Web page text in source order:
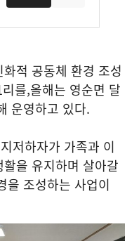
적 공동체 환경 조성
리를,올해는 영순면 달
운영하고 있다.
저하자가 가족과 이
을 유지하며 살아갈
을 조성하는 사업이